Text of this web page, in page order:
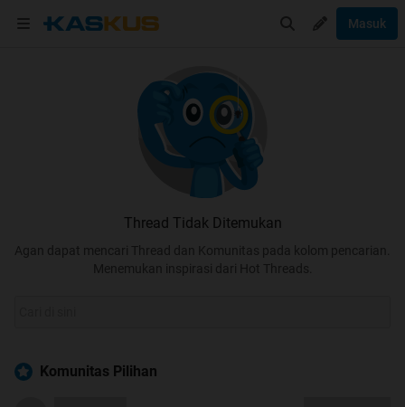
Masuk
Thread Tidak Ditemukan
Agan dapat mencari Thread dan Komunitas pada kolom pencarian.
Menemukan inspirasi dari Hot Threads.
Komunitas Pilihan